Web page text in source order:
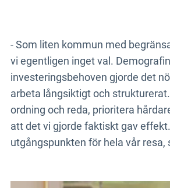
- Som liten kommun med
vi egentligen inget val.
investeringsbehoven gjorde det
arbeta långsiktigt och
ordning och reda, prioritera
att det vi gjorde faktiskt gav
utgångspunkten för hela vår resa,